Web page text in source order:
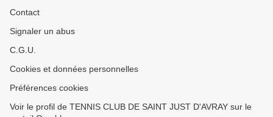
Contact
Signaler un abus
C.G.U.
Cookies et données personnelles
Préférences cookies
Voir le profil de TENNIS CLUB DE SAINT JUST D'AVRAY sur le